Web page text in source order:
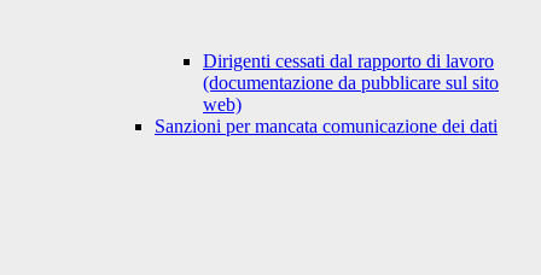
Dirigenti cessati dal rapporto di lavoro
(documentazione da pubblicare sul sito
web)
Sanzioni per mancata comunicazione dei dati